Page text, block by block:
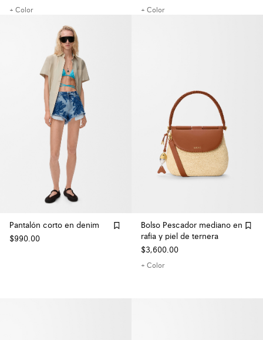
+ Color + Color
Pantalón corto en denim
$990.00
Bolso Pescador mediano en
rafia y piel de ternera
$3,600.00
+ Color